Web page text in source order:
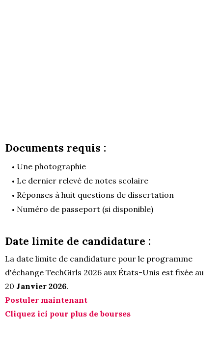
Documents requis :
Une photographie
Le dernier relevé de notes scolaire
Réponses à huit questions de dissertation
Numéro de passeport (si disponible)
Date limite de candidature :
La date limite de candidature pour le programme
d'échange TechGirls 2026 aux États-Unis est fixée au
20 Janvier 2026.
Postuler maintenant
Cliquez ici pour plus de bourses